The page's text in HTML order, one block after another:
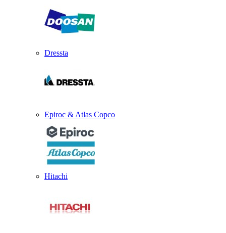
Dressta
Epiroc & Atlas Copco
Hitachi